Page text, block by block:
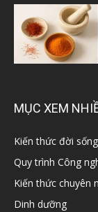
MỤC XEM
Kiến thức đời sống
Quy trình Công
Kiến thức chuyên
Dinh dưỡng